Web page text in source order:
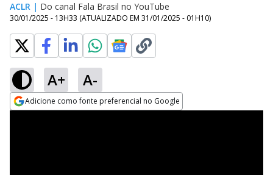
ACLR | Do canal Fala Brasil no YouTube
30/01/2025 - 13H33 (ATUALIZADO EM 31/01/2025 - 01H10)
A+ A-
Adicione como fonte preferencial no Google